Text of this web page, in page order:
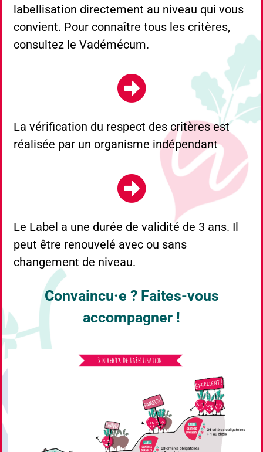
labellisation directement au niveau qui vous
convient. Pour connaître tous les critères,
consultez le Vadémécum.
La vérification du respect des critères est
réalisée par un organisme indépendant
Le Label a une durée de validité de 3 ans. Il
peut être renouvelé avec ou sans
changement de niveau.
Convaincu·e ? Faites-vous
accompagner !